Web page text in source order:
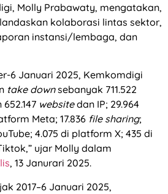
Molly Prabawaty, mengatakan,
kolaborasi lintas sektor,
instansi/lembaga, dan
6 Januari 2025, Kemkomdigi
take downsebanyak 711.522
websitedan IP; 29.964
Meta; 17.836 file sharing;
4.075 di platform X; 435 di
ujar Molly dalam
, 13 Janurari 2025.
2017–6 Januari 2025,